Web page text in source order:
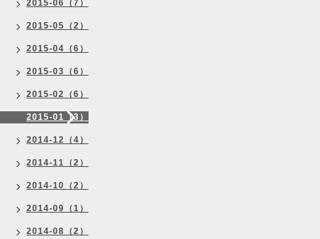
2015-06（7）
2015-05（2）
2015-04（6）
2015-03（6）
2015-02（6）
2015-01（3）
2014-12（4）
2014-11（2）
2014-10（2）
2014-09（1）
2014-08（2）